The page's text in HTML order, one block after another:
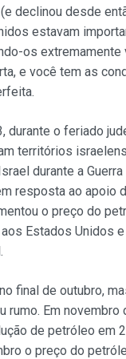
declinou desde
estavam
os extremamente
e você tem as
durante o feriado
territórios
durante a
resposta ao apoio
o preço do
Estados Unidos
final de outubro,
rumo. Em novembro
de petróleo em
o preço do